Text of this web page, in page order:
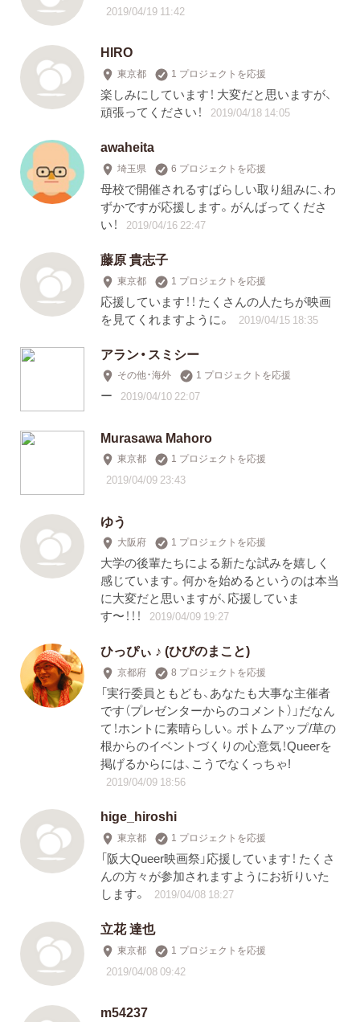
2019/04/19 11:42
HIRO
東京都 1 プロジェクトを応援
楽しみにしています！ 大変だと思いますが、
頑張ってください！
2019/04/18 14:05
awaheita
埼玉県 6 プロジェクトを応援
母校で開催されるすばらしい取り組みに、わ
ずかですが応援します。がんばってくださ
い！
2019/04/16 22:47
藤原 貴志子
東京都 1 プロジェクトを応援
応援しています！！ たくさんの人たちが映画
を見てくれますように。
2019/04/15 18:35
アラン・スミシー
その他・海外 1 プロジェクトを応援
ー 2019/04/10 22:07
Murasawa Mahoro
東京都 1 プロジェクトを応援
2019/04/09 23:43
ゆう
大阪府 1 プロジェクトを応援
大学の後輩たちによる新たな試みを嬉しく
感じています。何かを始めるというのは本当
に大変だと思いますが、応援していま
す〜！！！
2019/04/09 19:27
ひっぴぃ ♪ (ひびのまこと)
京都府 8 プロジェクトを応援
「実行委員ともども、あなたも大事な主催者
です（プレゼンターからのコメント）」だなん
て！ホントに素晴らしい。ボトムアップ/草の
根からのイベントづくりの心意気！Queerを
掲げるからには、こうでなくっちゃ!
2019/04/09 18:56
hige_hiroshi
東京都 1 プロジェクトを応援
「阪大Queer映画祭」応援しています！ たくさ
んの方々が参加されますようにお祈りいた
します。
2019/04/08 18:27
立花 達也
東京都 1 プロジェクトを応援
2019/04/08 09:42
m54237